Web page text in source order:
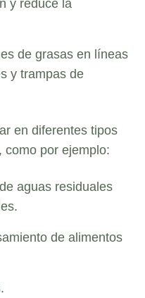
y reduce la
de grasas en líneas
y trampas de
en diferentes tipos
como por ejemplo:
aguas residuales
de alimentos